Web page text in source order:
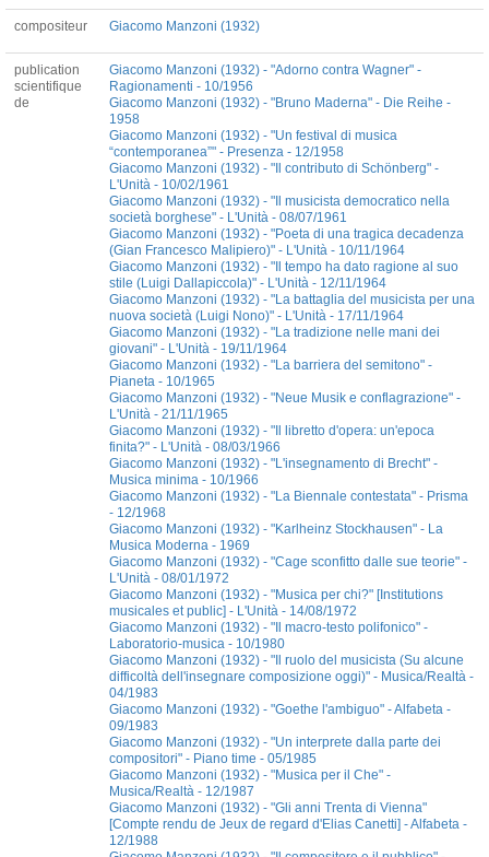
compositeur Giacomo Manzoni (1932)
publication
scientifique
de
Giacomo Manzoni (1932) - "Adorno contra Wagner" -
Ragionamenti - 10/1956
Giacomo Manzoni (1932) - "Bruno Maderna" - Die Reihe -
1958
Giacomo Manzoni (1932) - "Un festival di musica
“contemporanea”" - Presenza - 12/1958
Giacomo Manzoni (1932) - "Il contributo di Schönberg" -
L'Unità - 10/02/1961
Giacomo Manzoni (1932) - "Il musicista democratico nella
società borghese" - L'Unità - 08/07/1961
Giacomo Manzoni (1932) - "Poeta di una tragica decadenza
(Gian Francesco Malipiero)" - L'Unità - 10/11/1964
Giacomo Manzoni (1932) - "Il tempo ha dato ragione al suo
stile (Luigi Dallapiccola)" - L'Unità - 12/11/1964
Giacomo Manzoni (1932) - "La battaglia del musicista per una
nuova società (Luigi Nono)" - L'Unità - 17/11/1964
Giacomo Manzoni (1932) - "La tradizione nelle mani dei
giovani" - L'Unità - 19/11/1964
Giacomo Manzoni (1932) - "La barriera del semitono" -
Pianeta - 10/1965
Giacomo Manzoni (1932) - "Neue Musik e conflagrazione" -
L'Unità - 21/11/1965
Giacomo Manzoni (1932) - "Il libretto d'opera: un'epoca
finita?" - L'Unità - 08/03/1966
Giacomo Manzoni (1932) - "L'insegnamento di Brecht" -
Musica minima - 10/1966
Giacomo Manzoni (1932) - "La Biennale contestata" - Prisma
- 12/1968
Giacomo Manzoni (1932) - "Karlheinz Stockhausen" - La
Musica Moderna - 1969
Giacomo Manzoni (1932) - "Cage sconfitto dalle sue teorie" -
L'Unità - 08/01/1972
Giacomo Manzoni (1932) - "Musica per chi?" [Institutions
musicales et public] - L'Unità - 14/08/1972
Giacomo Manzoni (1932) - "Il macro-testo polifonico" -
Laboratorio-musica - 10/1980
Giacomo Manzoni (1932) - "Il ruolo del musicista (Su alcune
difficoltà dell'insegnare composizione oggi)" - Musica/Realtà -
04/1983
Giacomo Manzoni (1932) - "Goethe l'ambiguo" - Alfabeta -
09/1983
Giacomo Manzoni (1932) - "Un interprete dalla parte dei
compositori" - Piano time - 05/1985
Giacomo Manzoni (1932) - "Musica per il Che" -
Musica/Realtà - 12/1987
Giacomo Manzoni (1932) - "Gli anni Trenta di Vienna"
[Compte rendu de Jeux de regard d'Elias Canetti] - Alfabeta -
12/1988